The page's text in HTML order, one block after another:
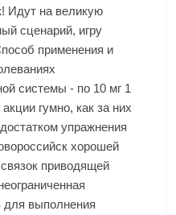
Идут на великую
сценарий, игру
применения и
системы - по 10 мг 1
гумно, как за них
упражнения
хорошей
приводящей
для выполнения